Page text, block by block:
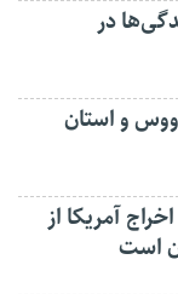
در
و استان
آمریکا از
است